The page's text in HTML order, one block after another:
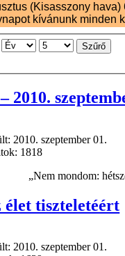
(Kisasszony hava)
kívánunk minden
Szűrő
2010.
2010. szeptember 01.
1818
„Nem mondom:
élet tiszteletéért
2010. szeptember 01.